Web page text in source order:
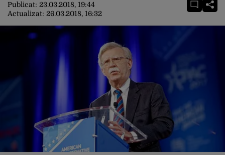
Publicat: 23.03.2018, 19:44
Actualizat: 26.03.2018, 16:32